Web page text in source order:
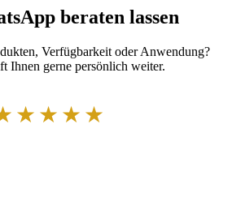
beraten lassen
Verfügbarkeit oder Anwendung?
Ihnen gerne persönlich weiter.